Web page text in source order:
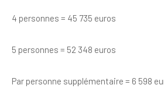
4 personnes = 45 735 euros
5 personnes = 52 348 euros
Par personne supplémentaire = 6 598